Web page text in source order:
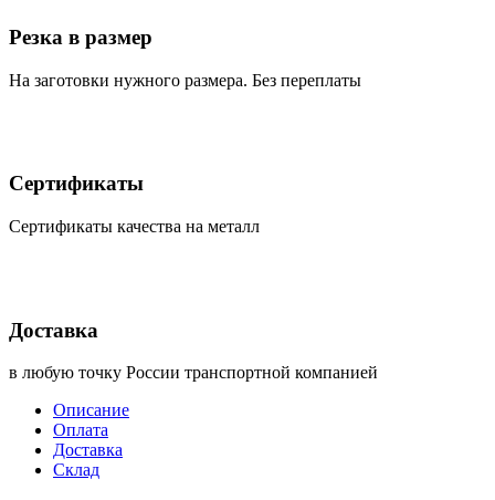
Резка в размер
На заготовки нужного размера. Без переплаты
Сертификаты
Сертификаты качества на металл
Доставка
в любую точку России транспортной компанией
Описание
Оплата
Доставка
Склад